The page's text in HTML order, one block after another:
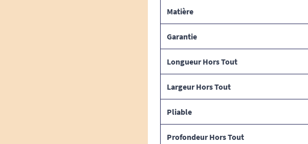
Matière
Garantie
Longueur Hors Tout
Largeur Hors Tout
Pliable
Profondeur Hors Tout